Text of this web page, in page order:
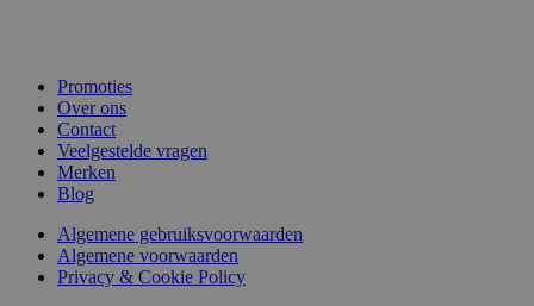
Promoties
Over ons
Contact
Veelgestelde vragen
Merken
Blog
Algemene gebruiksvoorwaarden
Algemene voorwaarden
Privacy & Cookie Policy